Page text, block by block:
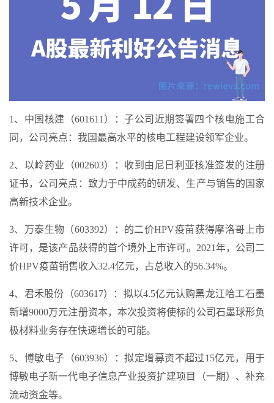
1、中国核建（601611）：子公司近期签署四个核电施工合
同，公司亮点：我国最高水平的核电工程建设领军企业。
2、以岭药业（002603）：收到由尼日利亚核准签发的注册
证书，公司亮点：致力于中成药的研发、生产与销售的国家
高新技术企业。
3、万泰生物（603392）：的二价HPV疫苗获得摩洛哥上市
许可，是该产品获得的首个境外上市许可。2021年，公司二
价HPV疫苗销售收入32.4亿元，占总收入的56.34%。
4、君禾股份（603617）：拟以4.5亿元认购黑龙江哈工石墨
新增9000万元注册资本，本次投资将使标的公司石墨球形负
极材料业务存在快速增长的可能。
5、博敏电子（603936）：拟定增募资不超过15亿元，用于
博敏电子新一代电子信息产业投资扩建项目（一期）、补充
流动资金等。